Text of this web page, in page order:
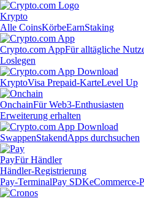
Krypto
Alle CoinsKörbeEarnStaking
Crypto.com AppFür alltägliche
Loslegen
KryptoVisa Prepaid-KarteLevel Up
OnchainFür Web3-Enthusiasten
Erweiterung erhalten
SwappenStakendApps durchsuchen
PayFür Händler
Händler-Registrierung
Pay-TerminalPay SDKeCommerce-